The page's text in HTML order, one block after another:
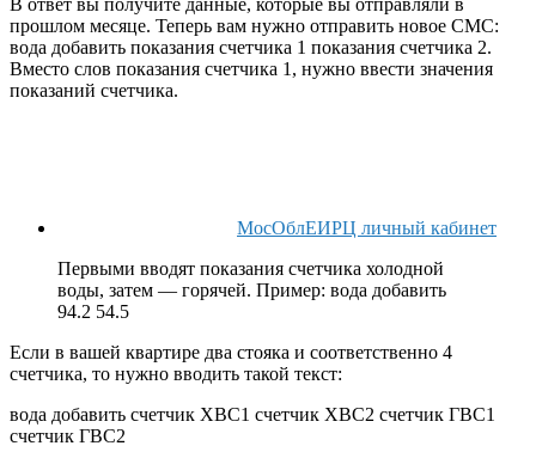
В ответ вы получите данные, которые вы отправляли в
прошлом месяце. Теперь вам нужно отправить новое СМС:
вода добавить показания счетчика 1 показания счетчика 2.
Вместо слов показания счетчика 1, нужно ввести значения
показаний счетчика.
МосОблЕИРЦ личный кабинет
Первыми вводят показания счетчика холодной
воды, затем — горячей. Пример: вода добавить
94.2 54.5
Если в вашей квартире два стояка и соответственно 4
счетчика, то нужно вводить такой текст:
вода добавить счетчик ХВС1 счетчик ХВС2 счетчик ГВС1
счетчик ГВС2